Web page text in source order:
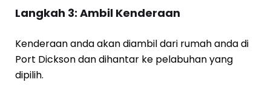
Langkah 3: Ambil Kenderaan
Kenderaan anda akan diambil dari rumah anda di
Port Dickson dan dihantar ke pelabuhan yang
dipilih.